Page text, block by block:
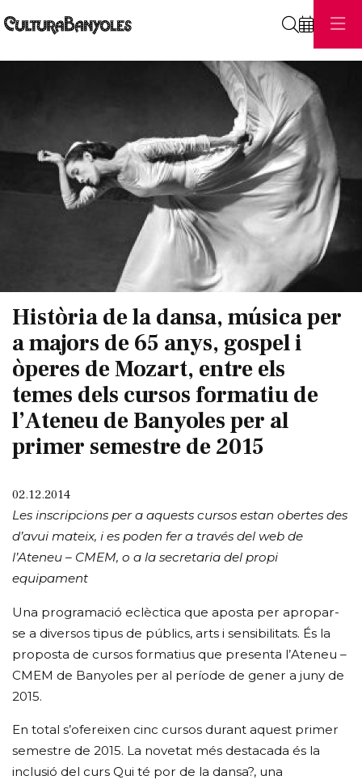
Història de la dansa, música per
a majors de 65 anys, gospel i
òperes de Mozart, entre els
temes dels cursos formatiu de
l’Ateneu de Banyoles per al
primer semestre de 2015
02.12.2014
Les inscripcions per a aquests cursos estan obertes des
d’avui mateix, i es poden fer a través del web de
l’Ateneu – CMEM, o a la secretaria del propi
equipament
Una programació eclèctica que aposta per apropar-
se a diversos tipus de públics, arts i sensibilitats. És la
proposta de cursos formatius que presenta l’Ateneu –
CMEM de Banyoles per al període de gener a juny de
2015.
En total s’ofereixen cinc cursos durant aquest primer
semestre de 2015. La novetat més destacada és la
inclusió del curs Qui té por de la dansa?, una